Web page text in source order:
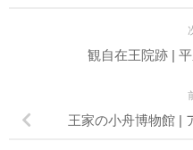
観自在王院跡 |
王家の小舟博物館 |